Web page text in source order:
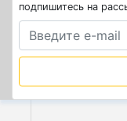
подпишитесь на